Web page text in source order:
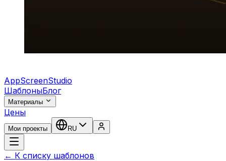
AppScreenStudio
ШаблоныБлог
Материалы
Цены
Мои проекты RU
← К списку шаблонов